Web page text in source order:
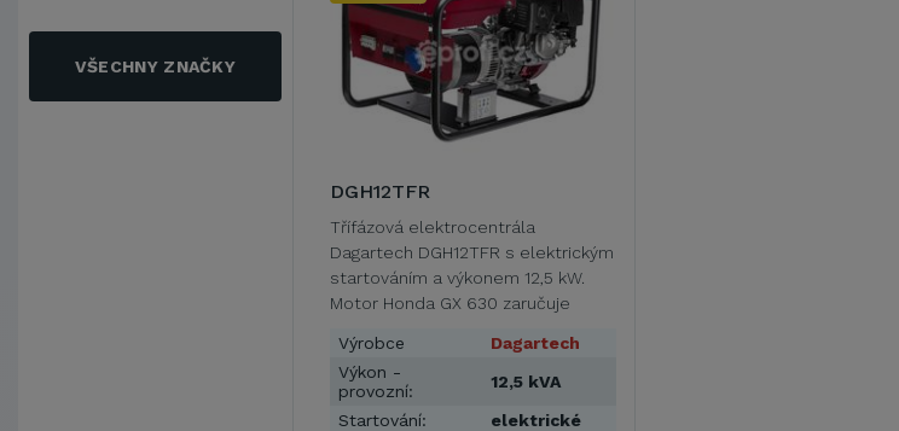
VŠECHNY ZNAČKY
DGH12TFR
Třífázová elektrocentrála
Dagartech DGH12TFR s elektrickým
startováním a výkonem 12,5 kW.
Motor Honda GX 630 zaručuje
Výrobce
Dagartech
Výkon -
provozní:
12,5 kVA
Startování:
elektrické